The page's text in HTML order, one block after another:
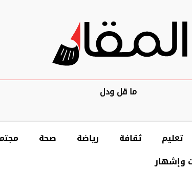
ما قل ودل
تعليم ثقافة رياضة صحة
وإشهار